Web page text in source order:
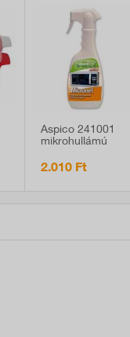
Aspico 241001
mikrohullámú
500 ml
2.010 Ft